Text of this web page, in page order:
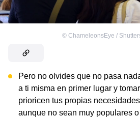
© ChameleonsEye /
Pero no olvides que no pasa
a ti misma en primer lugar y
prioricen tus propias
aunque no sean muy populares